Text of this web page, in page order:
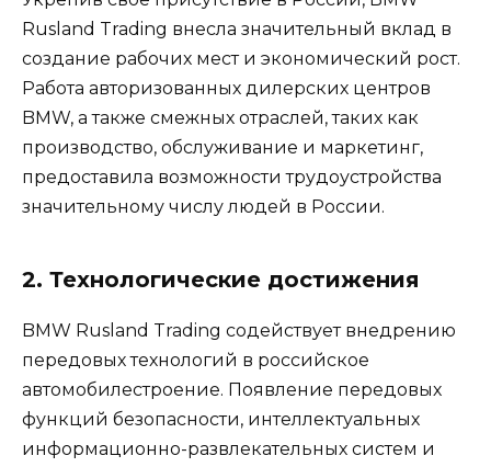
Rusland Trading внесла значительный вклад в
создание рабочих мест и экономический рост.
Работа авторизованных дилерских центров
BMW, а также смежных отраслей, таких как
производство, обслуживание и маркетинг,
предоставила возможности трудоустройства
значительному числу людей в России.
2. Технологические достижения
BMW Rusland Trading содействует внедрению
передовых технологий в российское
автомобилестроение. Появление передовых
функций безопасности, интеллектуальных
информационно-развлекательных систем и